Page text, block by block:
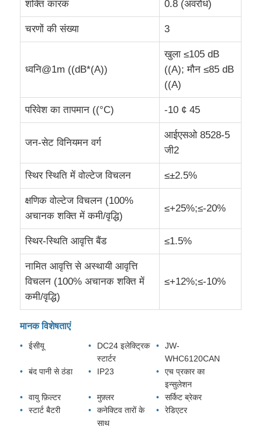
सीएनजी जनरेटर सेट
जनरेटर सहायक उपकरण
मोबाइल लाइटिंग वाहन
शक्ति कारक 0.8 (अवरोध)
चरणों की संख्या 3
ध्वनि@1m ((dB*(A))
खुला ≤105 dB
((A); मौन ≤85 dB
((A)
परिवेश का तापमान ((°C) -10 ¢ 45
जन-सेट विनियमन वर्ग
आईएसओ 8528-5
जी2
स्थिर स्थिति में वोल्टेज विचलन ≤±2.5%
क्षणिक वोल्टेज विचलन (100%
अचानक शक्ति में कमी/वृद्धि)
≤+25%;≤-20%
स्थिर-स्थिति आवृत्ति बैंड ≤1.5%
नामित आवृत्ति से अस्थायी आवृत्ति
विचलन (100% अचानक शक्ति में
कमी/वृद्धि)
≤+12%;≤-10%
मानक विशेषताएं
ईसीयू
DC24 इलेक्ट्रिक
स्टार्टर
JW-
WHC6120CAN
बंद पानी से ठंडा
IP23
एच प्रकार का
इन्सुलेशन
वायु फ़िल्टर
मुफ़्लर
सर्किट ब्रेकर
स्टार्ट बैटरी
कनेक्टिव तारों के
साथ
रेडिएटर